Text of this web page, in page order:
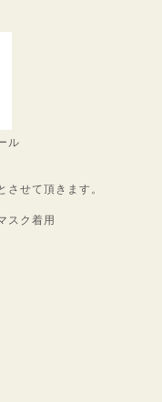
ル
せて頂きます。
スク着用